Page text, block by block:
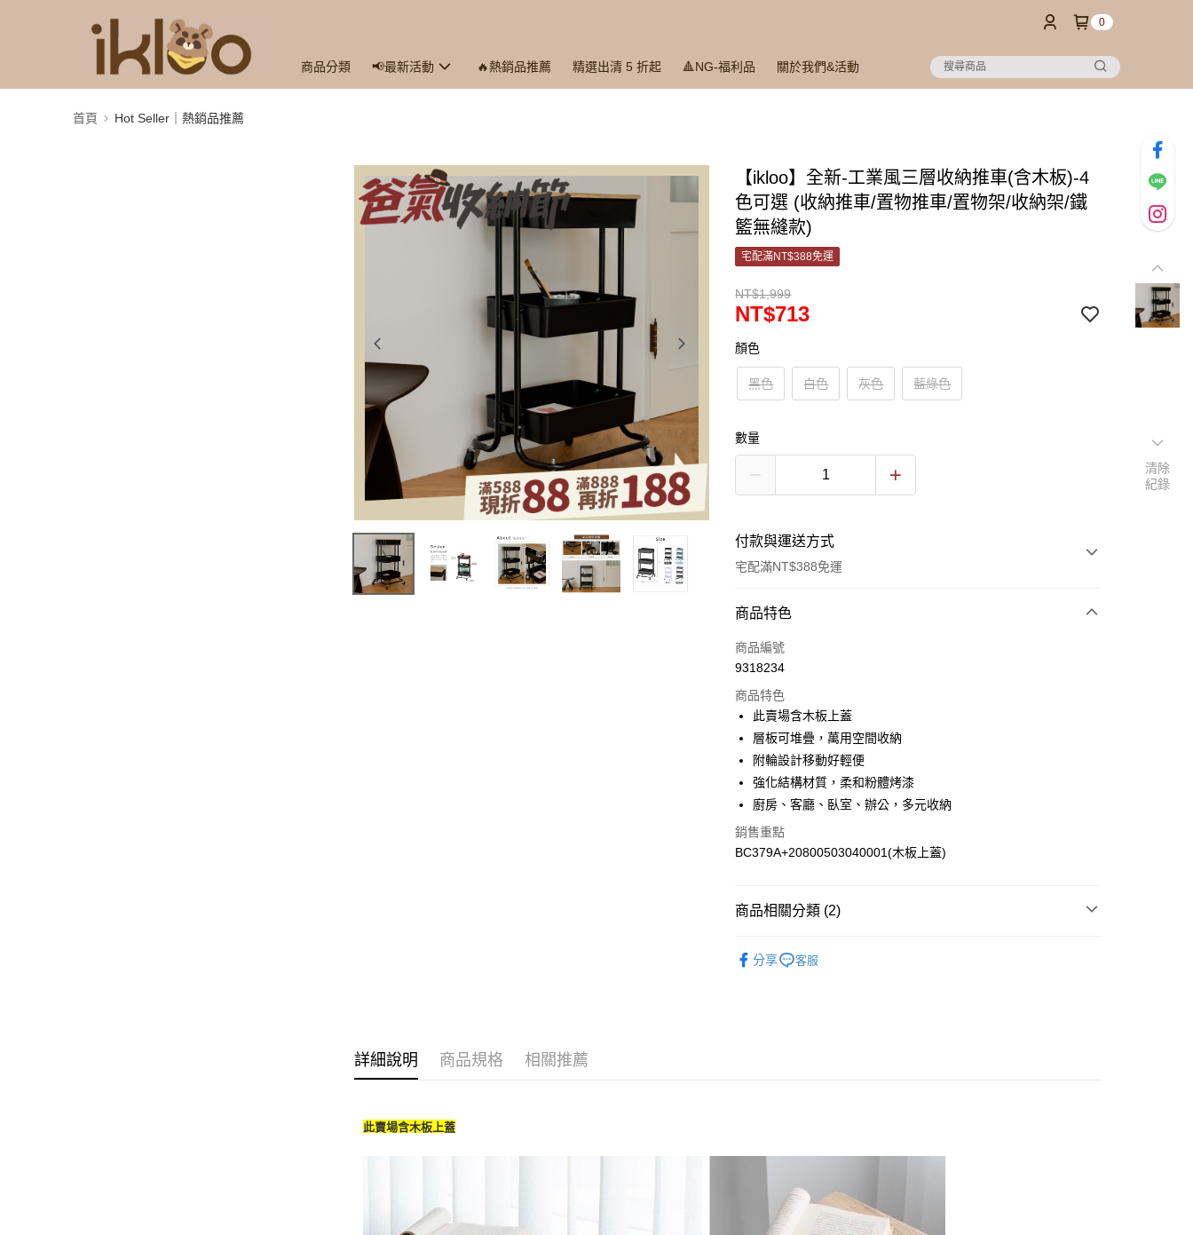
0
商品分類 📢最新活動 🔥熱銷品推薦 精選出清 5 折起 🔺NG-福利品 關於我們&活動
首頁 Hot Seller｜熱銷品推薦
【ikloo】全新-工業風三層收納推車(含木板)-4
色可選 (收納推車/置物推車/置物架/收納架/鐵
籃無縫款)
宅配滿NT$388免運
NT$1,999
NT$713
顏色
黑色 白色 灰色 藍綠色
數量
付款與運送方式
宅配滿NT$388免運
付款方式
信用卡一次付款
3 期 0 利率 每期
合作金庫商業銀行
華南商業銀行
國泰世華商業銀行
臺灣中小企業銀行
台中商業銀行
匯豐（台灣）商業銀行
聯邦商業銀行
遠東國際商業銀行
台新國際商業銀行
台灣樂天信用卡公司
LINE Pay
街口支付
悠遊付
新竹物流
商品特色
商品編號
9318234
商品特色
此賣場含木板上蓋
層板可堆疊，萬用空間收納
附輪設計移動好輕便
強化結構材質，柔和粉體烤漆
廚房、客廳、臥室、辦公，多元收納
銷售重點
BC379A+20800503040001(木板上蓋)
商品相關分類 (2)
分享 客服
詳細說明 商品規格 相關推薦
此賣場含木板上蓋
清除
紀錄